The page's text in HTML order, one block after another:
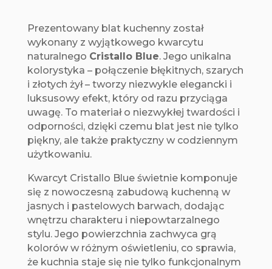
Prezentowany blat kuchenny został
wykonany z wyjątkowego kwarcytu
naturalnego Cristallo Blue. Jego unikalna
kolorystyka – połączenie błękitnych, szarych
i złotych żył – tworzy niezwykle elegancki i
luksusowy efekt, który od razu przyciąga
uwagę. To materiał o niezwykłej twardości i
odporności, dzięki czemu blat jest nie tylko
piękny, ale także praktyczny w codziennym
użytkowaniu.
Kwarcyt Cristallo Blue świetnie komponuje
się z nowoczesną zabudową kuchenną w
jasnych i pastelowych barwach, dodając
wnętrzu charakteru i niepowtarzalnego
stylu. Jego powierzchnia zachwyca grą
kolorów w różnym oświetleniu, co sprawia,
że kuchnia staje się nie tylko funkcjonalnym